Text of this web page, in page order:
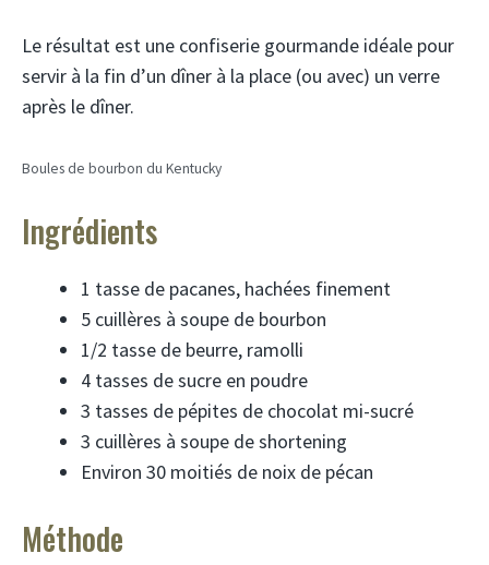
Le résultat est une confiserie gourmande idéale pour
servir à la fin d’un dîner à la place (ou avec) un verre
après le dîner.
Boules de bourbon du Kentucky
Ingrédients
1 tasse de pacanes, hachées finement
5 cuillères à soupe de bourbon
1/2 tasse de beurre, ramolli
4 tasses de sucre en poudre
3 tasses de pépites de chocolat mi-sucré
3 cuillères à soupe de shortening
Environ 30 moitiés de noix de pécan
Méthode